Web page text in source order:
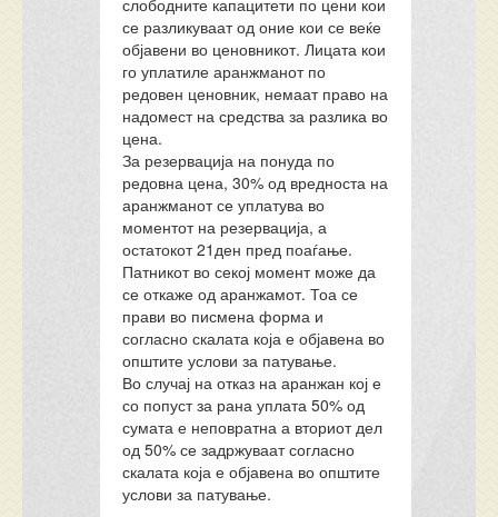
слободните капацитети по цени кои
се разликуваат од оние кои се веќе
објавени во ценовникот. Лицата кои
го уплатиле аранжманот по
редовен ценовник, немаат право на
надомест на средства за разлика во
цена.
За резервација на понуда по
редовна цена, 30% од вредноста на
аранжманот се уплатува во
моментот на резервација, а
остатокот 21ден пред поаѓање.
Патникот во секој момент може да
се откаже од аранжамот. Тоа се
прави во писмена форма и
согласно скалата која е објавена во
општите услови за патување.
Во случај на отказ на аранжан кој е
со попуст за рана уплата 50% од
сумата е неповратна а вториот дел
од 50% се задржуваат согласно
скалата која е објавена во општите
услови за патување.